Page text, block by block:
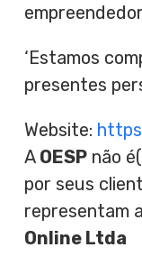
‘Estamos
presentes
Website:
A OESP não
por seus
representam
Online Ltda